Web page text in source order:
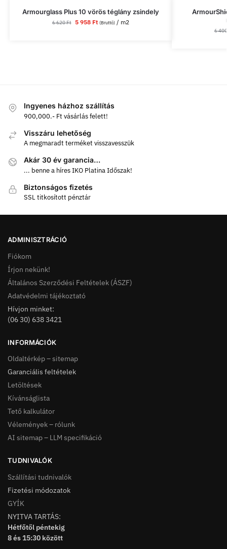
Armourglass Plus 10 vörös téglány zsindely
6 620Ft 5 958 Ft (Bruttó)/ m2
6
Ingyenes házhoz szállítás
900,000.- Ft vásárlás felett!
Visszáru lehetőség
A megmaradt terméket visszavesszük
Akár 30 év garancia…
... benne a híres IKO Platina Időszak!
Biztonságos fizetés
SSL titkosított pénztár
ADMINISZTRÁCIÓ
Fiókom
Írjon nekünk!
Általános Szerződési Feltételek (ÁSZF)
Adatvédelmi tájékoztató
Hívjon minket:
(06 30) 638 3421
INFORMÁCIÓK
Oldaltérkép – sitemap
Garanciális feltételek
Letöltések
Kívánságlista
Tető kalkulátor
Vélemények – rólunk
AI sitemap – LLM specifikáció
TUDNIVALÓK
Szállítási tudnivalók
Fizetési módozatok
GYÍK
NYITVA TARTÁS:
Hétfőtől péntekig
8 és 15:30 között